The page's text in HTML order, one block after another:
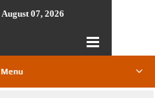
August 07, 2026
Menu